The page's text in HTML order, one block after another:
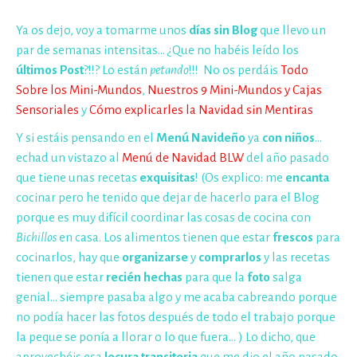
Ya os dejo, voy a tomarme unos días sin Blogque llevo un
par de semanas intensitas… ¿Que no habéis leído los
últimos Post?!!? Lo están petando!!! No os perdáis Todo
Sobre los Mini-Mundos, Nuestros 9 Mini-Mundos y Cajas
Sensoriales yCómo explicarles la Navidad sin Mentiras
Y si estáis pensando en el Menú Navideño ya con niños…
echad un vistazo al Menú de Navidad BLWdel año pasado
que tiene unas recetas exquisitas! (Os explico: me encanta
cocinar pero he tenido que dejar de hacerlo para el Blog
porque es muy difícil coordinar las cosas de cocina con
Bichillosen casa. Los alimentos tienen que estarfrescos para
cocinarlos, hay que organizarse y comprarlos y las recetas
tienen que estar recién hechas para que la foto salga
genial… siempre pasaba algo y me acaba cabreando porque
no podía hacer las fotos después de todo el trabajo porque
la peque se ponía a llorar o lo que fuera… ) Lo dicho, que